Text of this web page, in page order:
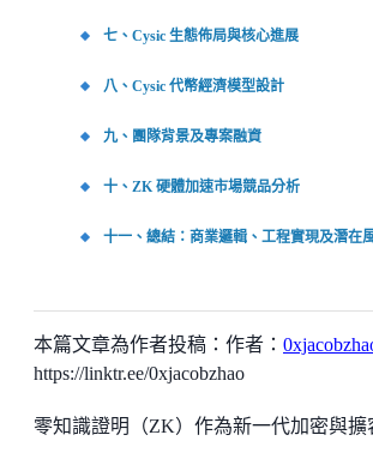
七、Cysic 生態佈局與核心進展
八、Cysic 代幣經濟模型設計
九、團隊背景及專案融資
十、ZK 硬體加速市場競品分析
十一、總結：商業邏輯、工程實現及潛在
本篇文章為作者投稿：作者：
https://linktr.ee/0xjacobzhao
零知識證明（ZK）作為新一代加密與